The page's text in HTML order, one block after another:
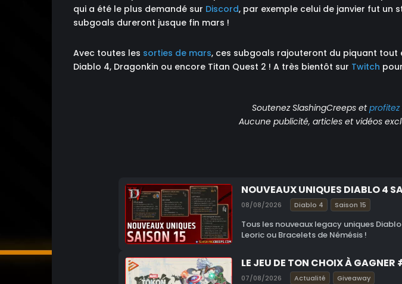
qui a été le plus demandé sur Discord, par exemple celui de janvier fut un
subgoals dureront jusque fin mars !
Avec toutes les sorties de mars, ces subgoals rajouteront du piquant tout
Diablo 4, Dragonkin ou encore Titan Quest 2 ! A très bientôt sur Twitch
Soutenez SlashingCreeps et
Aucune publicité, articles et vidéos
NOUVEAUX UNIQUES DIABLO 4
08/08/2026 Diablo 4 Saison 15
Tous les nouveaux legacy uniques
Leoric ou Bracelets de Némésis !
LE JEU DE TON CHOIX À
07/08/2026 Actualité Giveaway